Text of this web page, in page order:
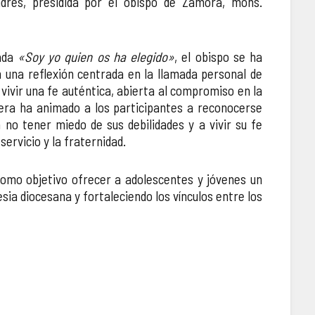
su Encuentro Diocesano de Adolescentes y
«Soy yo quien os ha elegido», el obispo se ha
una reflexión centrada en la llamada personal de
vivir una fe auténtica, abierta al compromiso en la
ha animado a los participantes a reconocerse
no tener miedo de sus debilidades y a vivir su fe
y la fraternidad.
objetivo ofrecer a adolescentes y jóvenes un
diocesana y fortaleciendo los vínculos entre los